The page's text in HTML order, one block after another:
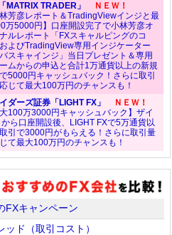
MATRIX TRADER」
ＮＥＷ！
林芳彦レポート＆TradingViewインジと最
万5000円】口座開設完了で小林芳彦オ
ルレポート「FXスキャルピングのコ
よびTradingView専用インジケーター
バスキャインジ」当日プレゼント＆専用
ムからの申込と合計1万通貨以上の新規
5000円キャッシュバック！さらに取引
じて最大100万円のチャンスも！
ダーズ証券「LIGHT FX」
ＮＥＷ！
大100万3000円キャッシュバック】ザイ
から口座開設後、LIGHT FXで5万通貨以
引で3000円がもらえる！さらに取引量
て最大100万円のチャンスも！
FXキャンペーン
ッド（取引コスト）